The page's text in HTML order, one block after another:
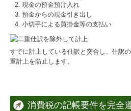
現金の預金預け入れ
預金からの現金引き出し
小切手による買掛金等の支払い
すでに計上している仕訳と突合し、仕訳
重計上を防止します。
消費税の記帳要件を完全